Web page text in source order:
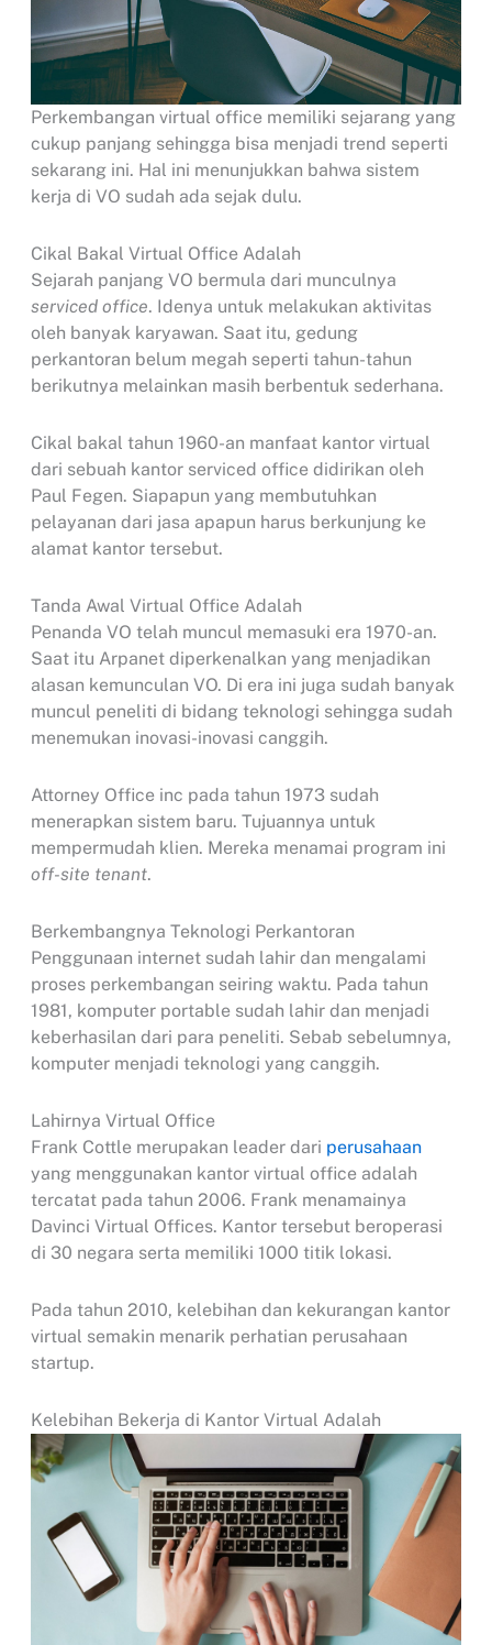
Perkembangan virtual office memiliki sejarang yang
cukup panjang sehingga bisa menjadi trend seperti
sekarang ini. Hal ini menunjukkan bahwa sistem
kerja di VO sudah ada sejak dulu.
Cikal Bakal Virtual Office Adalah
Sejarah panjang VO bermula dari munculnya
serviced office. Idenya untuk melakukan aktivitas
oleh banyak karyawan. Saat itu, gedung
perkantoran belum megah seperti tahun-tahun
berikutnya melainkan masih berbentuk sederhana.
Cikal bakal tahun 1960-an manfaat kantor virtual
dari sebuah kantor serviced office didirikan oleh
Paul Fegen. Siapapun yang membutuhkan
pelayanan dari jasa apapun harus berkunjung ke
alamat kantor tersebut.
Tanda Awal Virtual Office Adalah
Penanda VO telah muncul memasuki era 1970-an.
Saat itu Arpanet diperkenalkan yang menjadikan
alasan kemunculan VO. Di era ini juga sudah banyak
muncul peneliti di bidang teknologi sehingga sudah
menemukan inovasi-inovasi canggih.
Attorney Office inc pada tahun 1973 sudah
menerapkan sistem baru. Tujuannya untuk
mempermudah klien. Mereka menamai program ini
off-site tenant.
Berkembangnya Teknologi Perkantoran
Penggunaan internet sudah lahir dan mengalami
proses perkembangan seiring waktu. Pada tahun
1981, komputer portable sudah lahir dan menjadi
keberhasilan dari para peneliti. Sebab sebelumnya,
komputer menjadi teknologi yang canggih.
Lahirnya Virtual Office
Frank Cottle merupakan leader dari perusahaan
yang menggunakan kantor virtual office adalah
tercatat pada tahun 2006. Frank menamainya
Davinci Virtual Offices. Kantor tersebut beroperasi
di 30 negara serta memiliki 1000 titik lokasi.
Pada tahun 2010, kelebihan dan kekurangan kantor
virtual semakin menarik perhatian perusahaan
startup.
Kelebihan Bekerja di Kantor Virtual Adalah